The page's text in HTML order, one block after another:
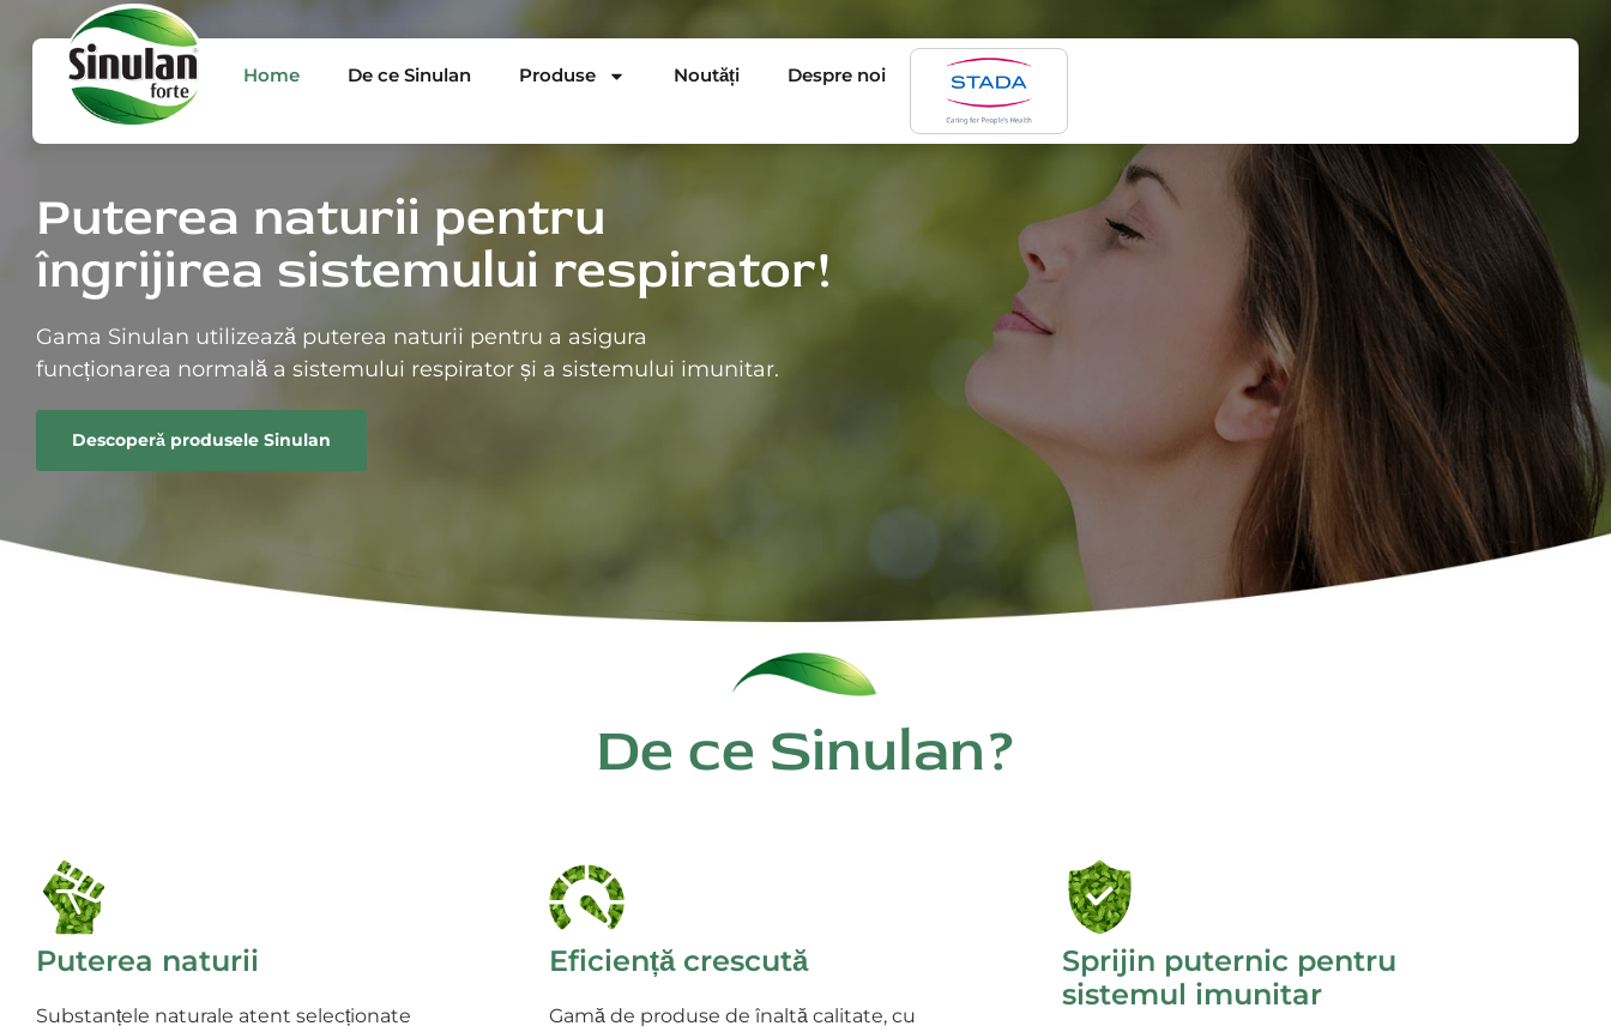
Home De ce Sinulan Produse Noutăți Despre noi
Puterea naturii pentru
îngrijirea sistemului respirator!
Gama Sinulan utilizează puterea naturii pentru a asigura
funcționarea normală a sistemului respirator și a sistemului imunitar.
Descoperǎ produsele Sinulan
De ce Sinulan?
Puterea naturii
Substanțele naturale atent selecționate
Eficiență crescută
Gamă de produse de înaltă calitate, cu
Sprijin puternic pentru
sistemul imunitar